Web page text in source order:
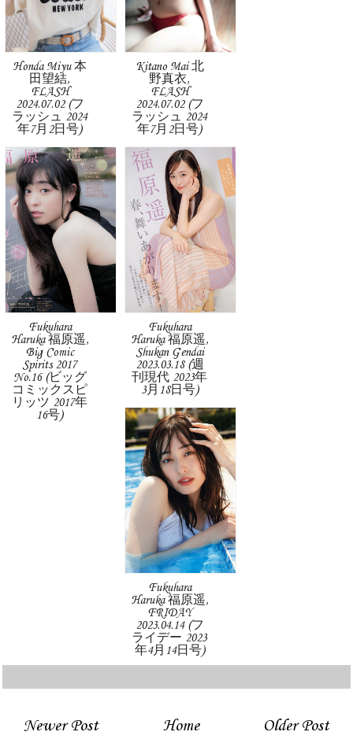
Honda Miyu 本
田望結,
FLASH
2024.07.02 (フ
ラッシュ 2024
年7月2日号)
Kitano Mai 北
野真衣,
FLASH
2024.07.02 (フ
ラッシュ 2024
年7月2日号)
Fukuhara
Haruka 福原遥,
Big Comic
Spirits 2017
No.16 (ビッグ
コミックスピ
リッツ 2017年
16号)
Fukuhara
Haruka 福原遥,
Shukan Gendai
2023.03.18 (週
刊現代 2023年
3月18日号)
Fukuhara
Haruka 福原遥,
FRIDAY
2023.04.14 (フ
ライデー 2023
年4月14日号)
Newer Post Older Post
Home